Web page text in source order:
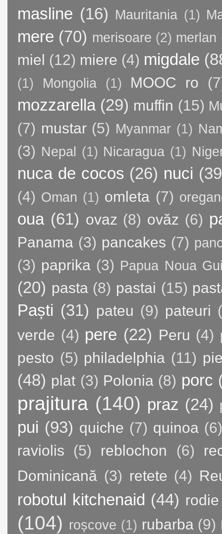
masline (16) Mauritania (1)
mere (70) merisoare (2) merlan
miel (12) miere (4) migdale
(1) Mongolia (1) MOOC ro
mozzarella (29) muffin (15)
(7) mustar (5) Myanmar (1)
(3) Nepal (1) Nicaragua (1)
nuca de cocos (26) nuci
(4) Oman (1) omleta (7)
oua (61) ovaz (8) ovăz (6)
Panama (3) pancakes (7)
(3) paprika (3) Papua Noua
(20) pasta (8) pastai (15)
Paști (31) pateu (9) pateuri
verde (4) pere (22) Peru (4)
pesto (5) philadelphia (11)
(48) plat (3) Polonia (8) porc
prajitura (140) praz (24)
pui (93) quiche (7) quinoa
raviolis
(5) reblochon (6)
Dominicană (3) retete (4)
robotul kitchenaid (44) rodie
(104) roșcove (1) rubarba (9)